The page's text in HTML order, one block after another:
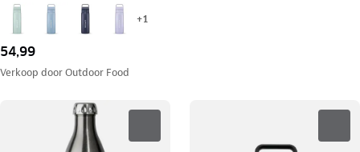
+1
54,99
Verkoop doorOutdoor Food